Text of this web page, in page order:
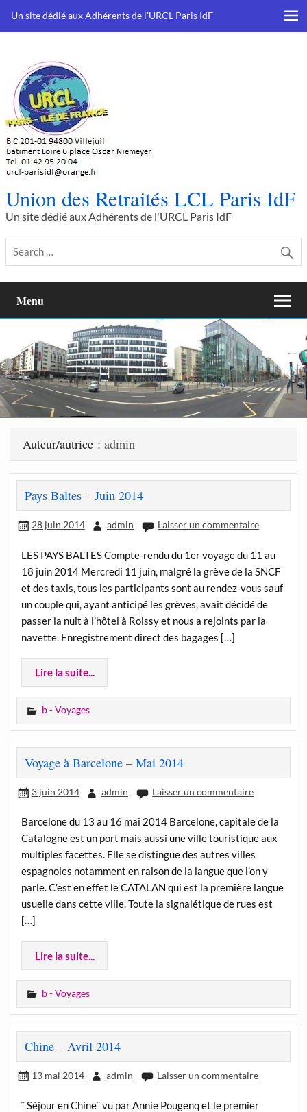
Un site dédié aux Adhérents de l'URCL Paris IdF
Union des Retraités LCL Paris IdF
Un site dédié aux Adhérents de l'URCL Paris IdF
Menu
Auteur/autrice : admin
Pays Baltes – Juin 2014
28 juin 2014 admin Laisser un commentaire
LES PAYS BALTES Compte-rendu du 1er voyage du 11 au
18 juin 2014 Mercredi 11 juin, malgré la grève de la SNCF
et des taxis, tous les participants sont au rendez-vous sauf
un couple qui, ayant anticipé les grèves, avait décidé de
passer la nuit à l’hôtel à Roissy et nous a rejoints par la
navette. Enregistrement direct des bagages […]
Lire la suite...
b - Voyages
Voyage à Barcelone – Mai 2014
3 juin 2014 admin Laisser un commentaire
Barcelone du 13 au 16 mai 2014 Barcelone, capitale de la
Catalogne est un port mais aussi une ville touristique aux
multiples facettes. Elle se distingue des autres villes
espagnoles notamment en raison de la langue que l’on y
parle. C’est en effet le CATALAN qui est la première langue
usuelle dans cette ville. Toute la signalétique de rues est
[…]
Lire la suite...
b - Voyages
Chine – Avril 2014
13 mai 2014 admin Laisser un commentaire
¨ Séjour en Chine¨ vu par Annie Pougenq et le premier